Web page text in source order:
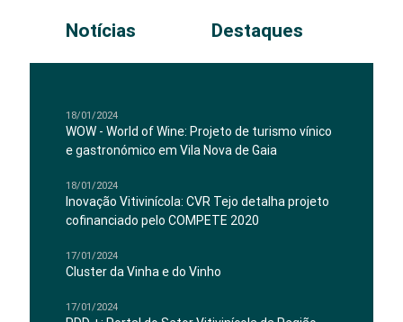
Notícias Destaques
18/01/2024
WOW - World of Wine: Projeto de turismo vínico
e gastronómico em Vila Nova de Gaia
18/01/2024
Inovação Vitivinícola: CVR Tejo detalha projeto
cofinanciado pelo COMPETE 2020
17/01/2024
Cluster da Vinha e do Vinho
17/01/2024